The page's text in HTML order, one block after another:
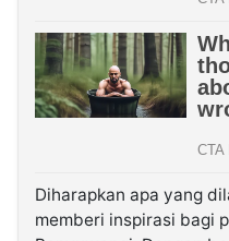
Diharapkan apa yang
memberi inspirasi bagi